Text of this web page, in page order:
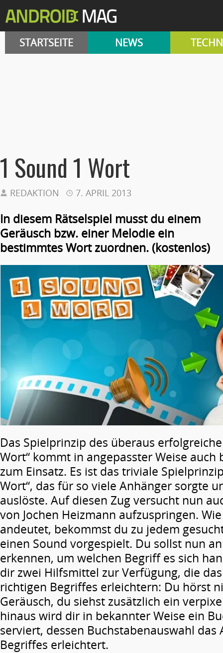
STARTSEITE NEWS
1 Sound 1 Wort
REDAKTION 7. APRIL 2013
In diesem Rätselspiel musst du einem
Geräusch bzw. einer Melodie ein
bestimmtes Wort zuordnen. (kostenlos)
Das Spielprinzip des überaus
Wort“ kommt in angepasster Weise auch
zum Einsatz. Es ist das triviale
Wort“, das für so viele Anhänger sorgte
auslöste. Auf diesen Zug versucht nun
von Jochen Heizmann aufzuspringen.
andeutet, bekommst du zu jedem
einen Sound vorgespielt. Du sollst nun
erkennen, um welchen Begriff es sich
dir zwei Hilfsmittel zur Verfügung, die
richtigen Begriffes erleichtern: Du hörst
Geräusch, du siehst zusätzlich ein
hinaus wird dir in bekannter Weise ein
serviert, dessen Buchstabenauswahl das
Begriffes erleichtert.